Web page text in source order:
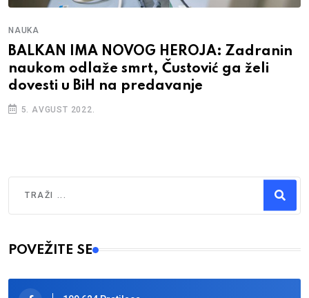
NAUKA
BALKAN IMA NOVOG HEROJA: Zadranin
naukom odlaže smrt, Čustović ga želi
dovesti u BiH na predavanje
5. AVGUST 2022.
Type 2 or more characters for results.
POVEŽITE SE